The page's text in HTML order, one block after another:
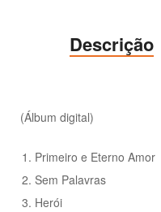
Descrição
(Álbum digital)
Primeiro e Eterno Amor
Sem Palavras
Herói